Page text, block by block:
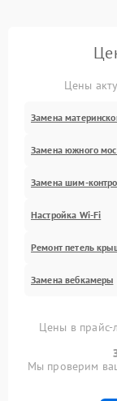
Цены
Замена
Замена южного
Замена шим-
Настройка Wi-Fi
Ремонт петель
Замена вебкамеры
Цены в прайс-
Мы проверим